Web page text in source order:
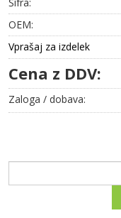
OEM:
Vprašaj za izdelek
Cena z DDV:
Zaloga / dobava: